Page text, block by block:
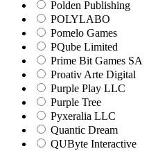
Polden Publishing
POLYLABO
Pomelo Games
PQube Limited
Prime Bit Games SA
Proativ Arte Digital
Purple Play LLC
Purple Tree
Pyxeralia LLC
Quantic Dream
QUByte Interactive